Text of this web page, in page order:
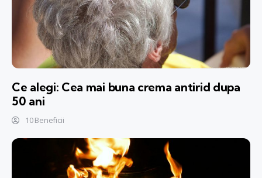
Ce alegi: Cea mai buna crema antirid dupa
50 ani
10 Beneficii